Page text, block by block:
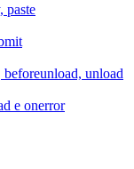
paste
unload
e onerror